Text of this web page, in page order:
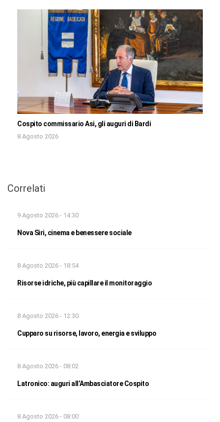
Cospito commissario Asi, gli auguri di Bardi
8 Agosto 2026
Correlati
9 Agosto 2026 - 14:30
Nova Siri, cinema e benessere sociale
8 Agosto 2026 - 18:54
Risorse idriche, più capillare il monitoraggio
8 Agosto 2026 - 12:30
Cupparo su risorse, lavoro, energia e sviluppo
8 Agosto 2026 - 08:02
Latronico: auguri all’Ambasciatore Cospito
8 Agosto 2026 - 08:00